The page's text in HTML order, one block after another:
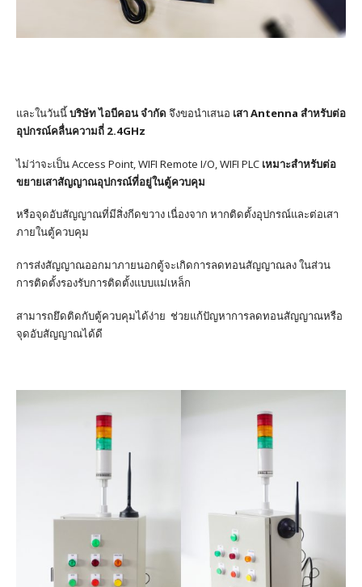
และในวันนี้บริษัท ไอบีคอน จำกัด จึงขอนำเสนอ เสา Antenna สำหรับต่อ
อุปกรณ์คลื่นความถี่ 2.4GHz
ไม่ว่าจะเป็น Access Point, WIFI Remote I/O, WIFI PLC เหมาะสำหรับต่อ
ขยายเสาสัญญาณอุปกรณ์ที่อยู่ในตู้ควบคุม
หรือจุดอับสัญญาณที่มีสิ่งกีดขวาง เนื่องจาก หากติดตั้งอุปกรณ์และต่อเสา
ภายในตู้ควบคุม
การส่งสัญญาณออกมาภายนอกตู้จะเกิดการลดทอนสัญญาณลง ในส่วน
การติดตั้งรองรับการติดตั้งแบบแม่เหล็ก
สามารถยึดติดกับตู้ควบคุมได้ง่าย ช่วยแก้ปัญหาการลดทอนสัญญาณหรือ
จุดอับสัญญาณได้ดี